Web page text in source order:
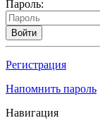
Пароль:
Войти
Регистрация
Напомнить пароль
Навигация